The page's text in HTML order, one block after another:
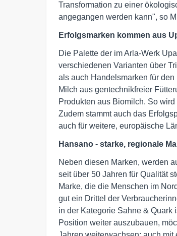
Transformation zu einer
angegangen werden kann", so
Erfolgsmarken kommen aus
Die Palette der im Arla-Werk
verschiedenen Varianten über
als auch Handelsmarken für
Milch aus gentechnikfreier
Produkten aus Biomilch. So
Zudem stammt auch das
auch für weitere, europäische
Hansano - starke, regionale
Neben diesen Marken, werden
seit über 50 Jahren für Qualität
Marke, die die Menschen im
gut ein Drittel der
in der Kategorie Sahne & Quark
Position weiter auszubauen,